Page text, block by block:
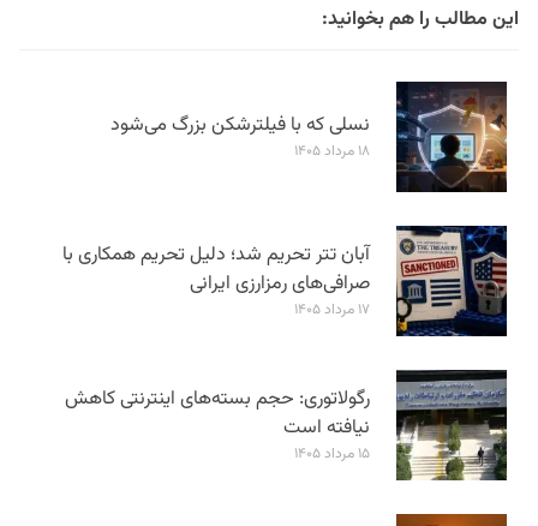
این مطالب را هم بخوانید:
نسلی که با فیلترشکن بزرگ می‌شود
۱۸ مرداد ۱۴۰۵
آبان تتر تحریم شد؛ دلیل تحریم همکاری با
صرافی‌های رمزارزی ایرانی
۱۷ مرداد ۱۴۰۵
رگولاتوری: حجم بسته‌های اینترنتی کاهش
نیافته است
۱۵ مرداد ۱۴۰۵